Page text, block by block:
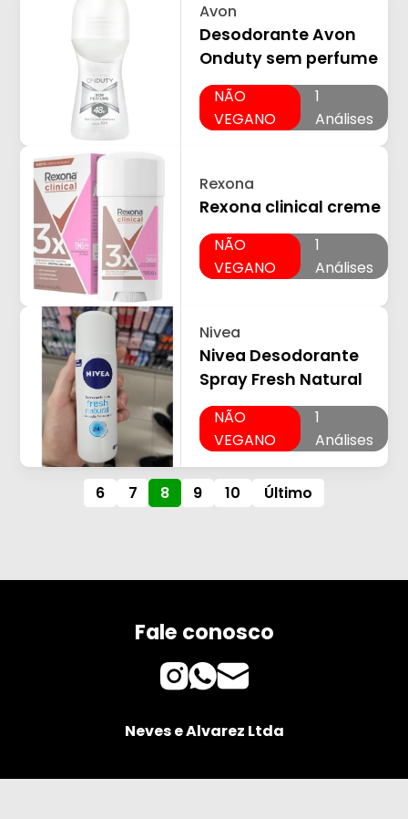
Avon
Desodorante Avon
Onduty sem perfume
NÃO
VEGANO
1
Análises
Rexona
Rexona clinical creme
NÃO
VEGANO
1
Análises
Nivea
Nivea Desodorante
Spray Fresh Natural
NÃO
VEGANO
1
Análises
6 7 8 9 10 Último
Fale conosco
Neves e Alvarez Ltda